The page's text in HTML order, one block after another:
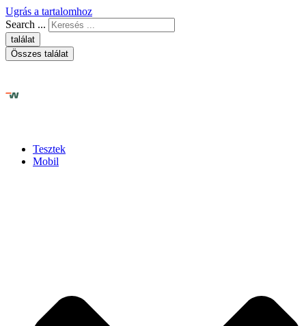
Ugrás a tartalomhoz
Search ...
találat
Összes találat
Tesztek
Mobil